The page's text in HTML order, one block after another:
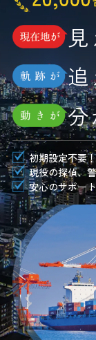
見
追
初期設定不要
現役の探偵、
安心のサポー